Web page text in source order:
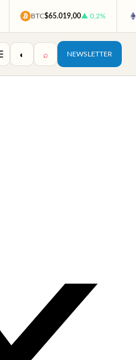
BTC$65.019,00▲ 0,2%
◐ ⌕ NEWSLETTER